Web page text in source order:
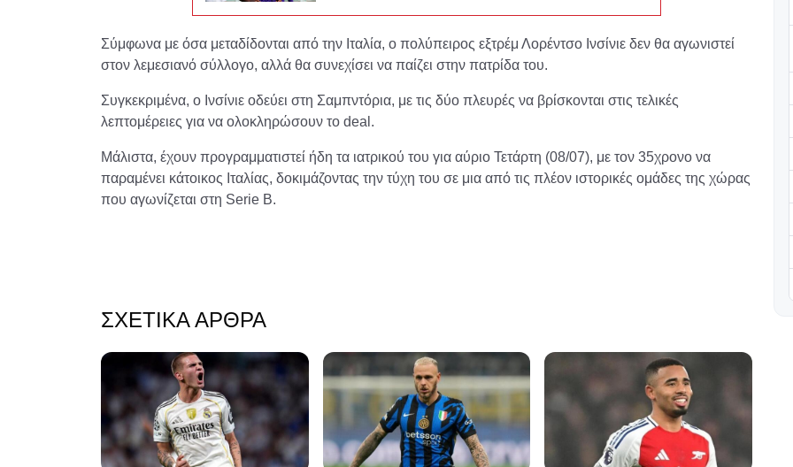
Σύμφωνα με όσα μεταδίδονται από την Ιταλία, ο πολύπειρος εξτρέμ Λορέντσο Ινσίνιε δεν θα αγωνιστεί
στον λεμεσιανό σύλλογο, αλλά θα συνεχίσει να παίζει στην πατρίδα του.
Συγκεκριμένα, ο Ινσίνιε οδεύει στη Σαμπντόρια, με τις δύο πλευρές να βρίσκονται στις τελικές
λεπτομέρειες για να ολοκληρώσουν το deal.
Μάλιστα, έχουν προγραμματιστεί ήδη τα ιατρικού του για αύριο Τετάρτη (08/07), με τον 35χρονο να
παραμένει κάτοικος Ιταλίας, δοκιμάζοντας την τύχη του σε μια από τις πλέον ιστορικές ομάδες της χώρας
που αγωνίζεται στη Serie B.
ΣΧΕΤΙΚΆ ΆΡΘΡΑ